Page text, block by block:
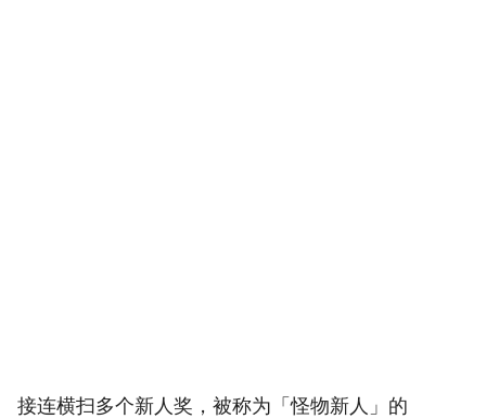
接连横扫多个新人奖，被称为「怪物新人」的